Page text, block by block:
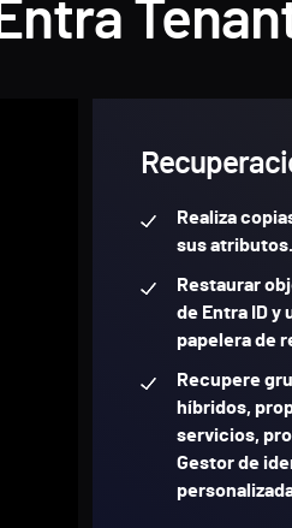
Realiza
sus atributos.
Restaurar
de Entra ID y
papelera de
Recupere
híbridos,
servicios,
Gestor de